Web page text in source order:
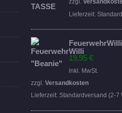
16,95 €
zzgl.
Lieferzeit:
19,95 €
inkl. MwSt.
zzgl. Versandkosten
Lieferzeit: Standardversand (2-7